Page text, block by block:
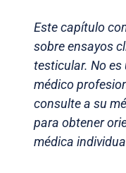
Este capítulo
sobre ensayos
testicular. No
médico
consulte a su
para obtener
médica